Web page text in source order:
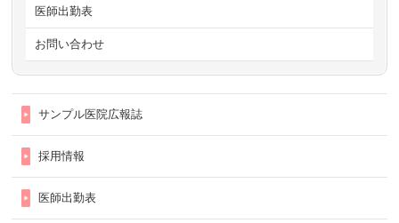
医師出勤表
お問い合わせ
サンプル医院広報誌
採用情報
医師出勤表